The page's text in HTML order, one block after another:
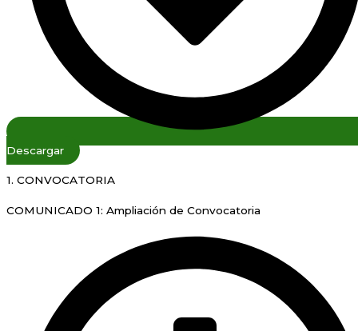
Descargar
1. CONVOCATORIA
COMUNICADO 1: Ampliación de Convocatoria